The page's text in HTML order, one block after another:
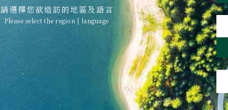
請選擇您欲造訪的地區及語言
Please select the region | language